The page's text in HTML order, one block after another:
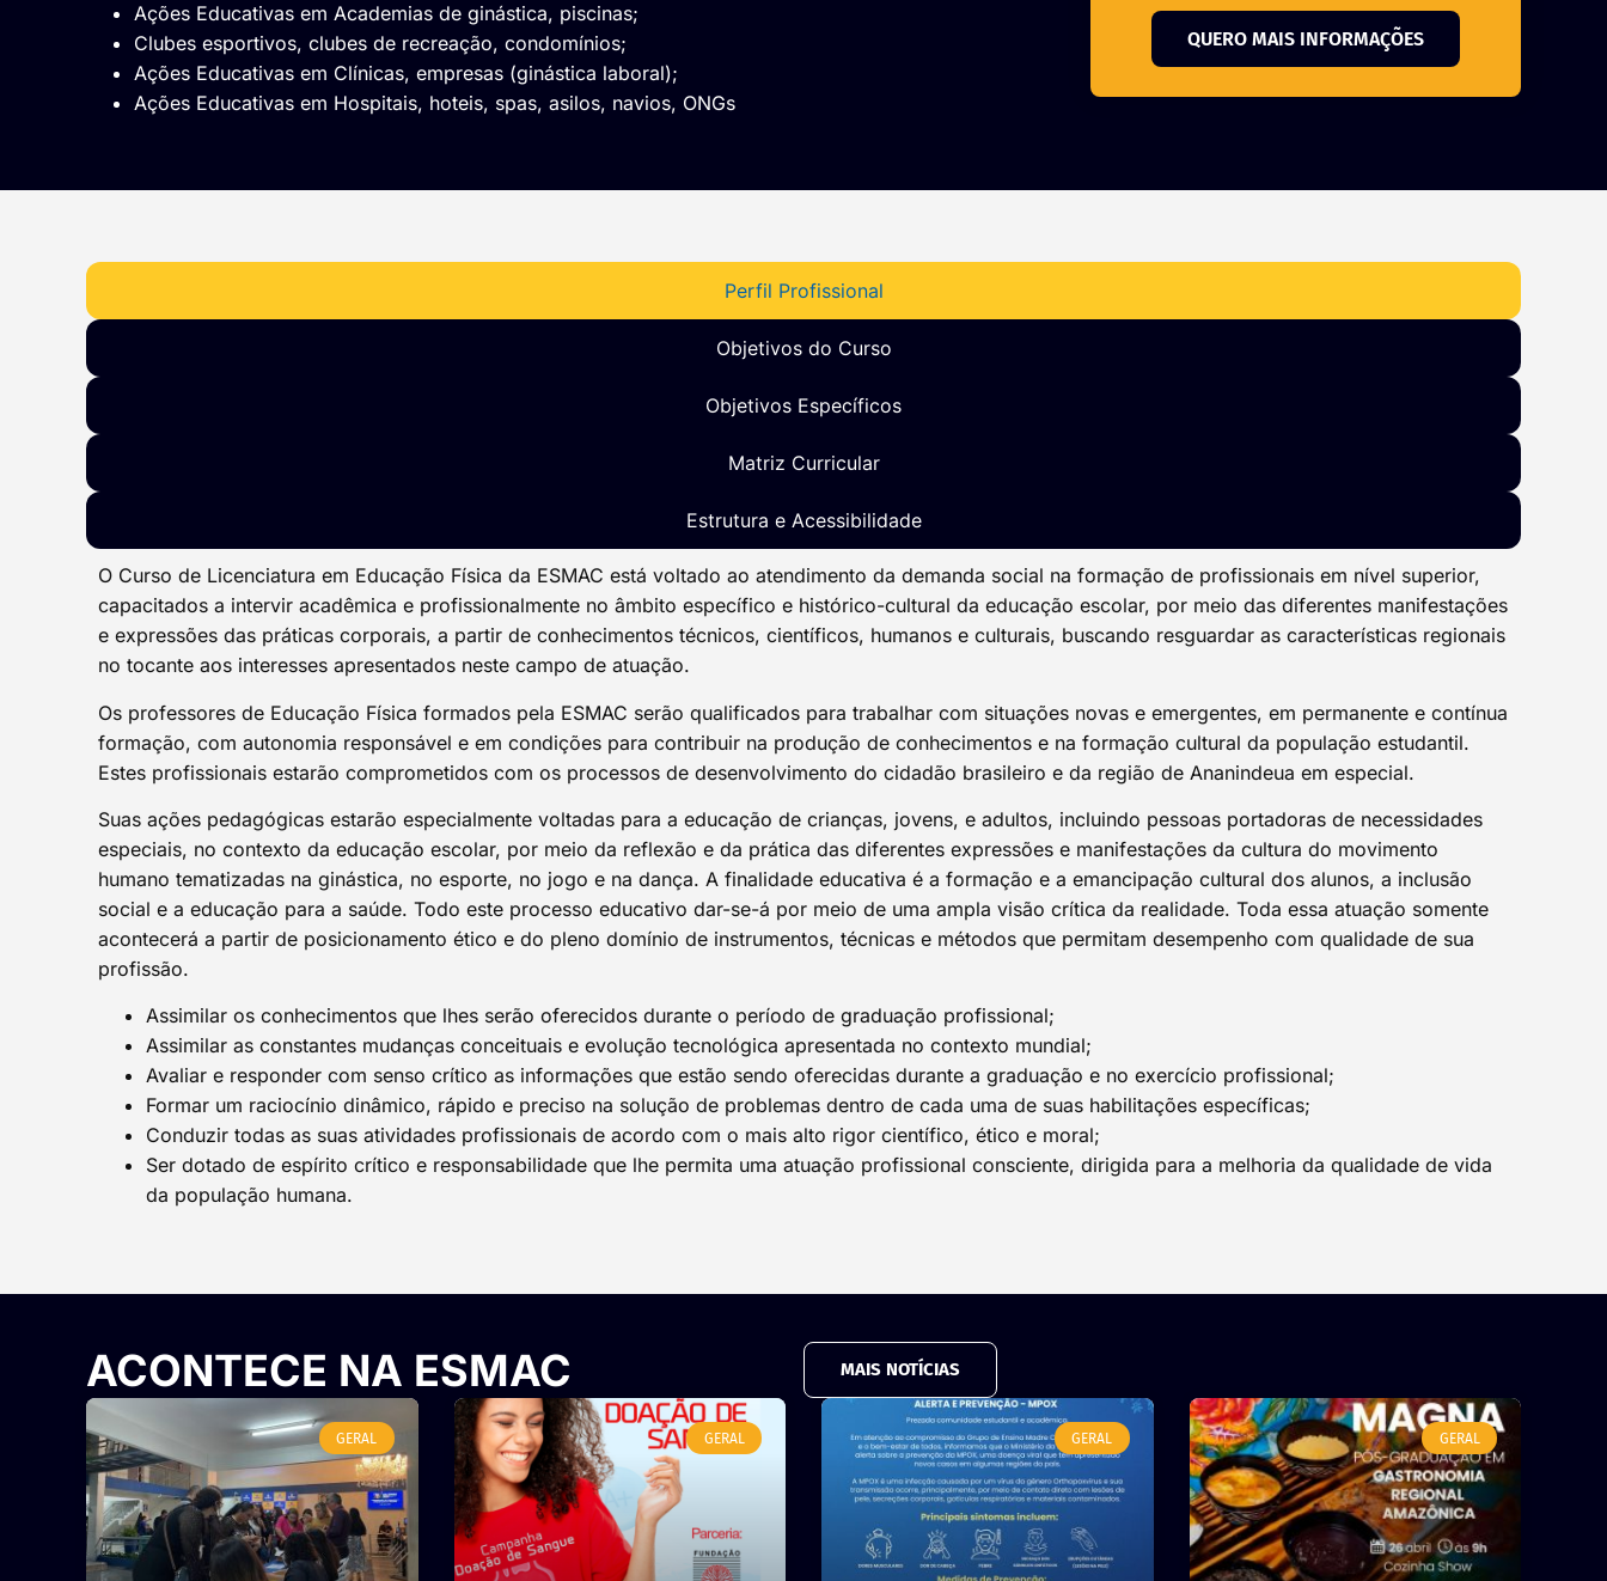
Ações Educativas em Academias de ginástica, piscinas;
Clubes esportivos, clubes de recreação, condomínios;
Ações Educativas em Clínicas, empresas (ginástica laboral);
Ações Educativas em Hospitais, hoteis, spas, asilos, navios, ONGs
QUERO MAIS INFORMAÇÕES
Perfil Profissional
Objetivos do Curso
Objetivos Específicos
Matriz Curricular​
Estrutura e Acessibilidade
O Curso de Licenciatura em Educação Física da ESMAC está voltado ao atendimento da demanda social na formação de profissionais em nível superior,
capacitados a intervir acadêmica e profissionalmente no âmbito específico e histórico-cultural da educação escolar, por meio das diferentes manifestações
e expressões das práticas corporais, a partir de conhecimentos técnicos, científicos, humanos e culturais, buscando resguardar as características regionais
no tocante aos interesses apresentados neste campo de atuação.
Os professores de Educação Física formados pela ESMAC serão qualificados para trabalhar com situações novas e emergentes, em permanente e contínua
formação, com autonomia responsável e em condições para contribuir na produção de conhecimentos e na formação cultural da população estudantil.
Estes profissionais estarão comprometidos com os processos de desenvolvimento do cidadão brasileiro e da região de Ananindeua em especial.
Suas ações pedagógicas estarão especialmente voltadas para a educação de crianças, jovens, e adultos, incluindo pessoas portadoras de necessidades
especiais, no contexto da educação escolar, por meio da reflexão e da prática das diferentes expressões e manifestações da cultura do movimento
humano tematizadas na ginástica, no esporte, no jogo e na dança. A finalidade educativa é a formação e a emancipação cultural dos alunos, a inclusão
social e a educação para a saúde. Todo este processo educativo dar-se-á por meio de uma ampla visão crítica da realidade. Toda essa atuação somente
acontecerá a partir de posicionamento ético e do pleno domínio de instrumentos, técnicas e métodos que permitam desempenho com qualidade de sua
profissão.
Assimilar os conhecimentos que lhes serão oferecidos durante o período de graduação profissional;
Assimilar as constantes mudanças conceituais e evolução tecnológica apresentada no contexto mundial;
Avaliar e responder com senso crítico as informações que estão sendo oferecidas durante a graduação e no exercício profissional;
Formar um raciocínio dinâmico, rápido e preciso na solução de problemas dentro de cada uma de suas habilitações específicas;
Conduzir todas as suas atividades profissionais de acordo com o mais alto rigor científico, ético e moral;
Ser dotado de espírito crítico e responsabilidade que lhe permita uma atuação profissional consciente, dirigida para a melhoria da qualidade de vida
da população humana.
ACONTECE NA ESMAC MAIS NOTÍCIAS
GERAL GERAL GERAL GERAL